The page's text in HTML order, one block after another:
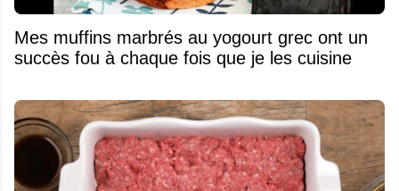
Mes muffins marbrés au yogourt grec ont un
succès fou à chaque fois que je les cuisine